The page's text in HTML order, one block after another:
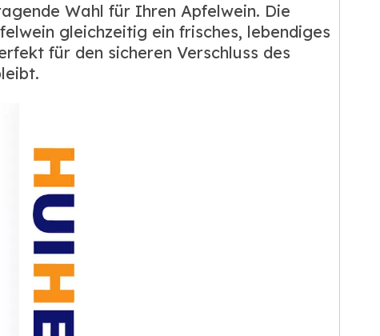
Wahl für Ihren Apfelwein. Die
gleichzeitig ein frisches, lebendiges
für den sicheren Verschluss des